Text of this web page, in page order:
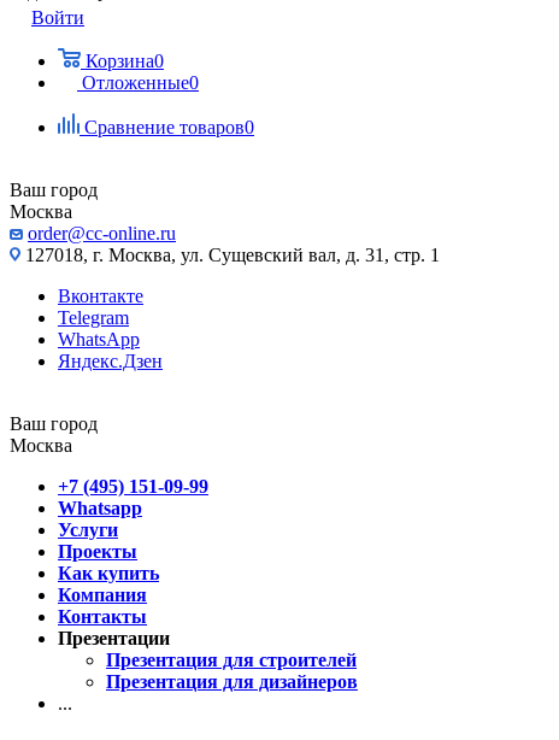
Войти
Корзина0
Отложенные0
Сравнение товаров0
Ваш город
Москва
order@cc-online.ru
127018, г. Москва, ул. Сущевский вал, д. 31, стр. 1
Вконтакте
Telegram
WhatsApp
Яндекс.Дзен
Ваш город
Москва
+7 (495) 151-09-99
Whatsapp
Услуги
Проекты
Как купить
Компания
Контакты
Презентации
Презентация для строителей
Презентация для дизайнеров
...